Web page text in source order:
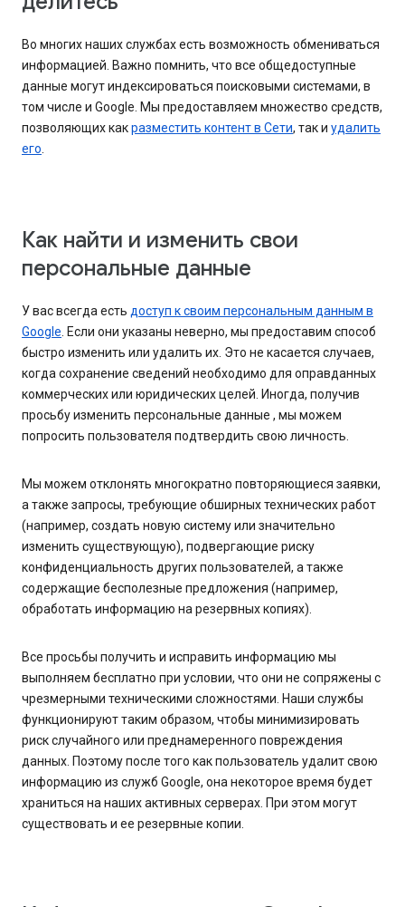
Во многих наших службах есть возможность обмениваться
информацией. Важно помнить, что все общедоступные
данные могут индексироваться поисковыми системами, в
том числе и Google. Мы предоставляем множество средств,
позволяющих какразместить контент в Сети, так и удалить
его.
Как найти и изменить свои
персональные данные
У вас всегда есть доступ к своим персональным данным в
Google. Если они указаны неверно, мы предоставим способ
быстро изменить или удалить их. Это не касается случаев,
когда сохранение сведений необходимо для оправданных
коммерческих или юридических целей. Иногда, получив
просьбу изменить персональные данные , мы можем
попросить пользователя подтвердить свою личность.
Мы можем отклонять многократно повторяющиеся заявки,
а также запросы, требующие обширных технических работ
(например, создать новую систему или значительно
изменить существующую), подвергающие риску
конфиденциальность других пользователей, а также
содержащие бесполезные предложения (например,
обработать информацию на резервных копиях).
Все просьбы получить и исправить информацию мы
выполняем бесплатно при условии, что они не сопряжены с
чрезмерными техническими сложностями. Наши службы
функционируют таким образом, чтобы минимизировать
риск случайного или преднамеренного повреждения
данных. Поэтому после того как пользователь удалит свою
информацию из служб Google, она некоторое время будет
храниться на наших активных серверах. При этом могут
существовать и ее резервные копии.